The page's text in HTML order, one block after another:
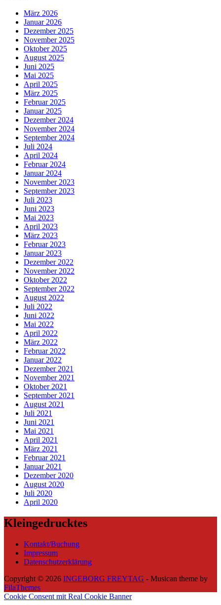
März 2026
Januar 2026
Dezember 2025
November 2025
Oktober 2025
August 2025
Juni 2025
Mai 2025
April 2025
März 2025
Februar 2025
Januar 2025
Dezember 2024
November 2024
September 2024
Juli 2024
April 2024
Februar 2024
Januar 2024
November 2023
September 2023
Juli 2023
Juni 2023
Mai 2023
April 2023
März 2023
Februar 2023
Januar 2023
Dezember 2022
November 2022
Oktober 2022
September 2022
August 2022
Juli 2022
Juni 2022
Mai 2022
April 2022
März 2022
Februar 2022
Januar 2022
Dezember 2021
November 2021
Oktober 2021
September 2021
August 2021
Juli 2021
Juni 2021
Mai 2021
April 2021
März 2021
Februar 2021
Januar 2021
Dezember 2020
August 2020
Juli 2020
April 2020
Kleingedrucktes
Kontakt/Buchung
Impressum
Datenschutzerklärung
Copyright © 2026 INGEBORG FREYTAG - Musican theme by
FilaThemes
Cookie Consent mit Real Cookie Banner